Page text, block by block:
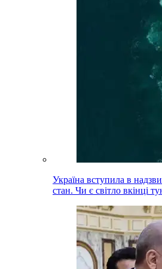
Україна вступила в
стан. Чи є світло вкінці